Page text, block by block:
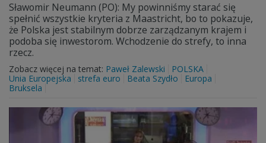
Sławomir Neumann (PO): My powinniśmy starać się
spełnić wszystkie kryteria z Maastricht, bo to pokazuje,
że Polska jest stabilnym dobrze zarządzanym krajem i
podoba się inwestorom. Wchodzenie do strefy, to inna
rzecz.
Zobacz więcej na temat: Paweł Zalewski
POLSKA
Unia Europejska
strefa euro Beata Szydło
Europa
Bruksela